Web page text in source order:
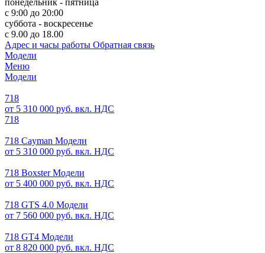
понедельник - пятница
с 9:00 до 20:00
суббота - воскресенье
с 9.00 до 18.00
Адрес и часы работы Обратная связь
Модели
Меню
Модели
718
от 5 310 000 руб. вкл. НДС
718
718 Cayman Модели
от 5 310 000 руб. вкл. НДС
718 Boxster Модели
от 5 400 000 руб. вкл. НДС
718 GTS 4.0 Модели
от 7 560 000 руб. вкл. НДС
718 GT4 Модели
от 8 820 000 руб. вкл. НДС